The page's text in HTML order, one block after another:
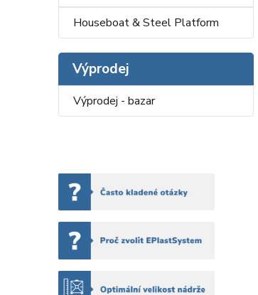
Houseboat & Steel Platform
Výprodej
Výprodej - bazar